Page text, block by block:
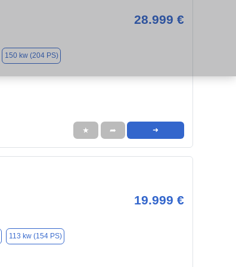
28.999 €
150 kw (204 PS)
★ ➦ ➜
19.999 €
113 kw (154 PS)